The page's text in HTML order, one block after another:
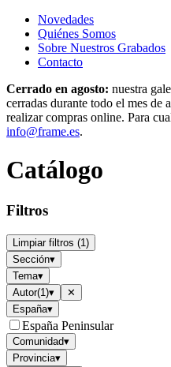
Novedades
Quiénes Somos
Sobre Nuestros Grabados
Contacto
Cerrado en agosto: nuestra
cerradas durante todo el mes de
realizar compras online. Para
info@frame.es.
Catálogo
Filtros
Limpiar filtros (1)
Sección▾
Tema▾
Autor(1)▾
✕
España▾
España Peninsular
Comunidad▾
Provincia▾